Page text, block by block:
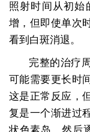
照射时间从初始
增，但即使单次
看到白斑消退。
完整的治疗
可能需要更长时
这是正常反应，
复是一个渐进过